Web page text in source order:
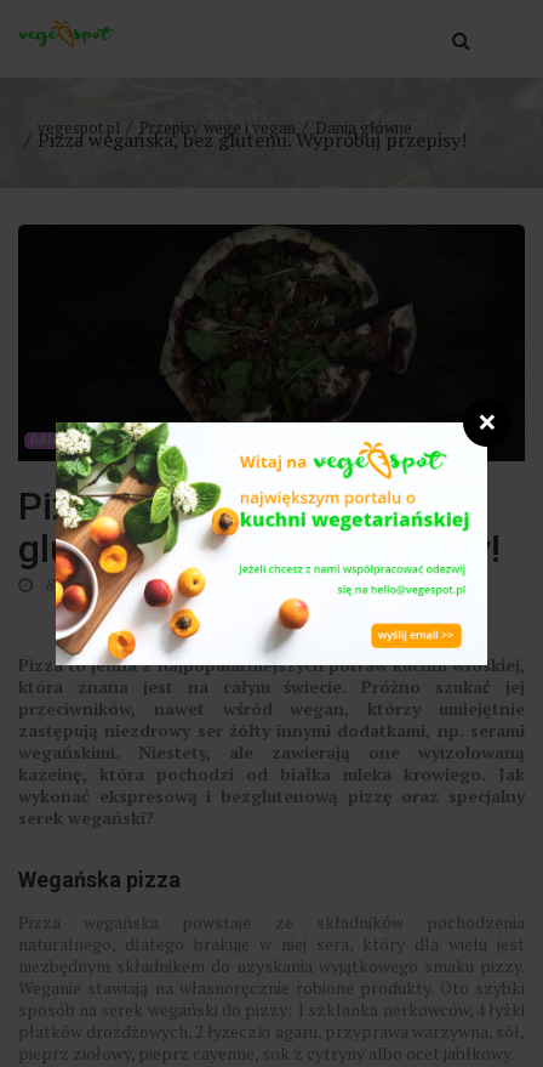
vegespot.pl Przepisy wege i vegan Dania główne
Pizza wegańska, bez glutenu. Wypróbuj przepisy!
DANIA GŁÓWNE
Pizza wegańska, bez
glutenu. Wypróbuj przepisy!
8 lipca 2019 0
Pizza to jedna z najpopularniejszych potraw kuchni włoskiej,
która znana jest na całym świecie. Próżno szukać jej
przeciwników, nawet wśród wegan, którzy umiejętnie
zastępują niezdrowy ser żółty innymi dodatkami, np. serami
wegańskimi. Niestety, ale zawierają one wyizolowaną
kazeinę, która pochodzi od białka mleka krowiego. Jak
wykonać ekspresową i bezglutenową pizzę oraz specjalny
serek wegański?
Wegańska pizza
Pizza wegańska powstaje ze składników pochodzenia
naturalnego, dlatego brakuje w niej sera, który dla wielu jest
niezbędnym składnikem do uzyskania wyjątkowego smaku pizzy.
Weganie stawiają na własnoręcznie robione produkty. Oto szybki
sposób na serek wegański do pizzy: 1 szklanka nerkowców, 4 łyżki
płatków drożdżowych, 2 łyżeczki agaru, przyprawa warzywna, sól,
pieprz ziołowy, pieprz cayenne, sok z cytryny albo ocet jabłkowy.
❌